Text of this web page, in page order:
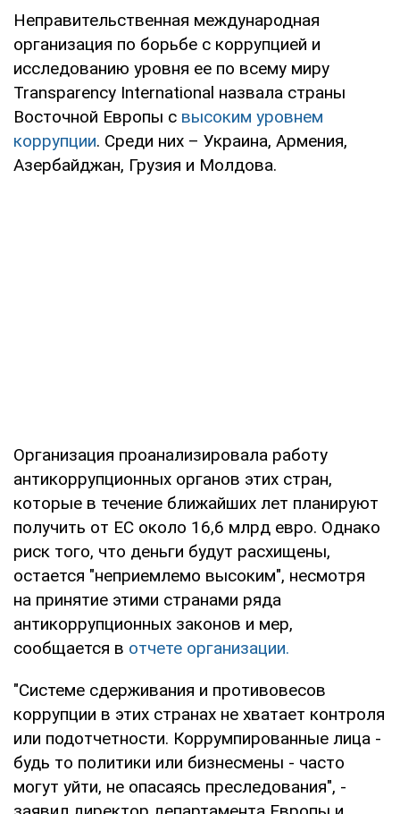
Неправительственная международная
организация по борьбе с коррупцией и
исследованию уровня ее по всему миру
Transparency International назвала страны
Восточной Европы с высоким уровнем
коррупции. Среди них – Украина, Армения,
Азербайджан, Грузия и Молдова.
Организация проанализировала работу
антикоррупционных органов этих стран,
которые в течение ближайших лет планируют
получить от ЕС около 16,6 млрд евро. Однако
риск того, что деньги будут расхищены,
остается "неприемлемо высоким", несмотря
на принятие этими странами ряда
антикоррупционных законов и мер,
сообщается в отчете организации.
"Системе сдерживания и противовесов
коррупции в этих странах не хватает контроля
или подотчетности. Коррумпированные лица -
будь то политики или бизнесмены - часто
могут уйти, не опасаясь преследования", -